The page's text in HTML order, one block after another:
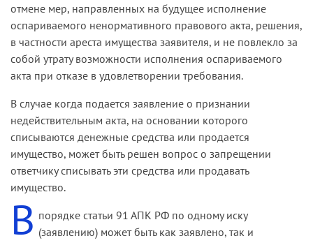
отмене мер, направленных на будущее исполнение
оспариваемого ненормативного правового акта, решения,
в част­ности ареста имущества заявителя, и не повлекло за
собой утрату возможности исполнения оспариваемого
акта при отказе в удовлет­ворении требования.
В случае когда подается заявление о признании
недействитель­ным акта, на основании которого
списываются денежные средства или продается
имущество, может быть решен вопрос о запрещении
ответчику списывать эти средства или продавать
имущество.
В порядке статьи 91 АПК РФ по одному иску
(заявлению) может быть как заявлено, так и